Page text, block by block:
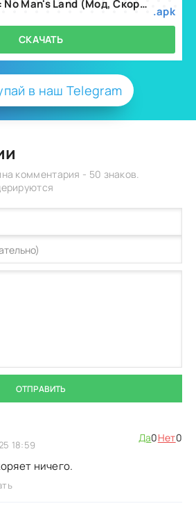
The Walking Dead: No Man's Land (Мод, Скорость) v7.20.0.237 .apk
СКАЧАТЬ
в наш Telegram
комментария - 50 знаков.
ОТПРАВИТЬ
18:59
Да0Нет0
ничего.